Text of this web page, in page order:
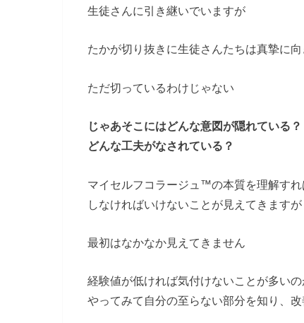
生徒さんに引き継いでいますが
たかが切り抜きに生徒さんたちは真摯に
ただ切っているわけじゃない
じゃあそこにはどんな意図が隠れている？
どんな工夫がなされている？
マイセルフコラージュ™の本質を理解すれ
しなければいけないことが見えてきますが
最初はなかなか見えてきません
経験値が低ければ気付けないことが多い
やってみて自分の至らない部分を知り、